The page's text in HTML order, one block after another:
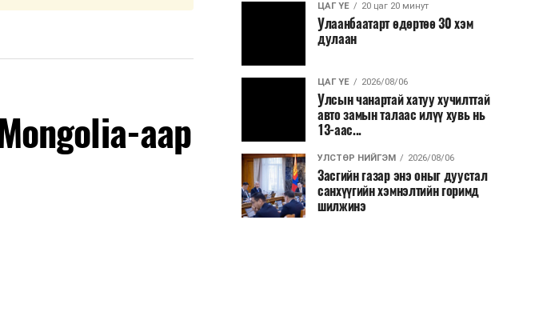
аар
ЦАГ ҮЕ 20 цаг 20 минут
Улаанбаатарт өдөртөө 30 хэм
дулаан
ЦАГ ҮЕ 2026/08/06
Улсын чанартай хатуу хучилттай
авто замын талаас илүү хувь нь
13-аас...
УЛСТӨР НИЙГЭМ 2026/08/06
Засгийн газар энэ оныг дуустал
санхүүгийн хэмнэлтийн горимд
шилжинэ